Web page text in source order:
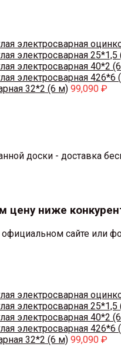
электросварная
электросварная
электросварная 40*2
электросварная 426*6
32*2 (6 м) 99,090 ₽
доски - доставка
ниже
сайте или
электросварная
электросварная
электросварная 40*2
электросварная 426*6
32*2 (6 м) 99,090 ₽